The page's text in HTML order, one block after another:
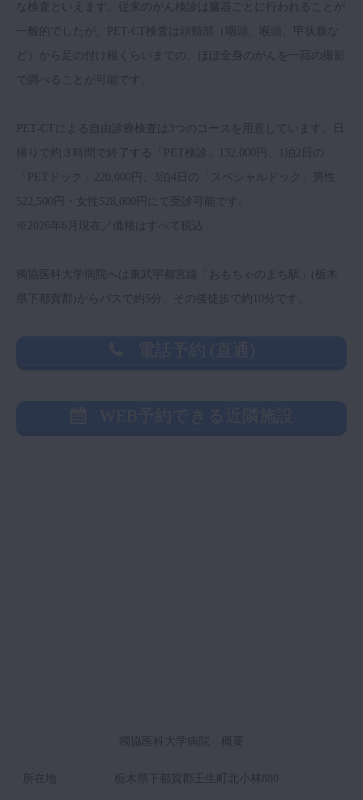
な検査といえます。従来のがん検診は臓器ごとに行われることが
一般的でしたが、PET-CT検査は頭頸部（咽頭、喉頭、甲状腺な
ど）から足の付け根くらいまでの、ほぼ全身のがんを一回の撮影
で調べることが可能です。
PET-CTによる自由診療検査は3つのコースを用意しています。日
帰りで約３時間で終了する「PET検診」132,000円、1泊2日の
「PETドック」220,000円、3泊4日の「スペシャルドック」男性
522,500円・女性528,000円にて受診可能です。
※2026年6月現在／価格はすべて税込
獨協医科大学病院へは東武宇都宮線「おもちゃのまち駅」(栃木
県下都賀郡)からバスで約5分、その後徒歩で約10分です。
獨協医科大学病院 概要
所在地 栃木県下都賀郡壬生町北小林880